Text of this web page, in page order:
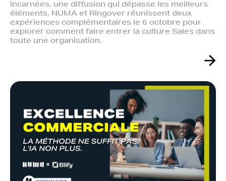
incarnées, une diffusion qui dépasse les meilleurs
éléments. NUMA et Ringover réunissent deux
expériences complémentaires le 6 octobre pour
explorer comment faire entrer la culture Sales dans
toute une organisation.